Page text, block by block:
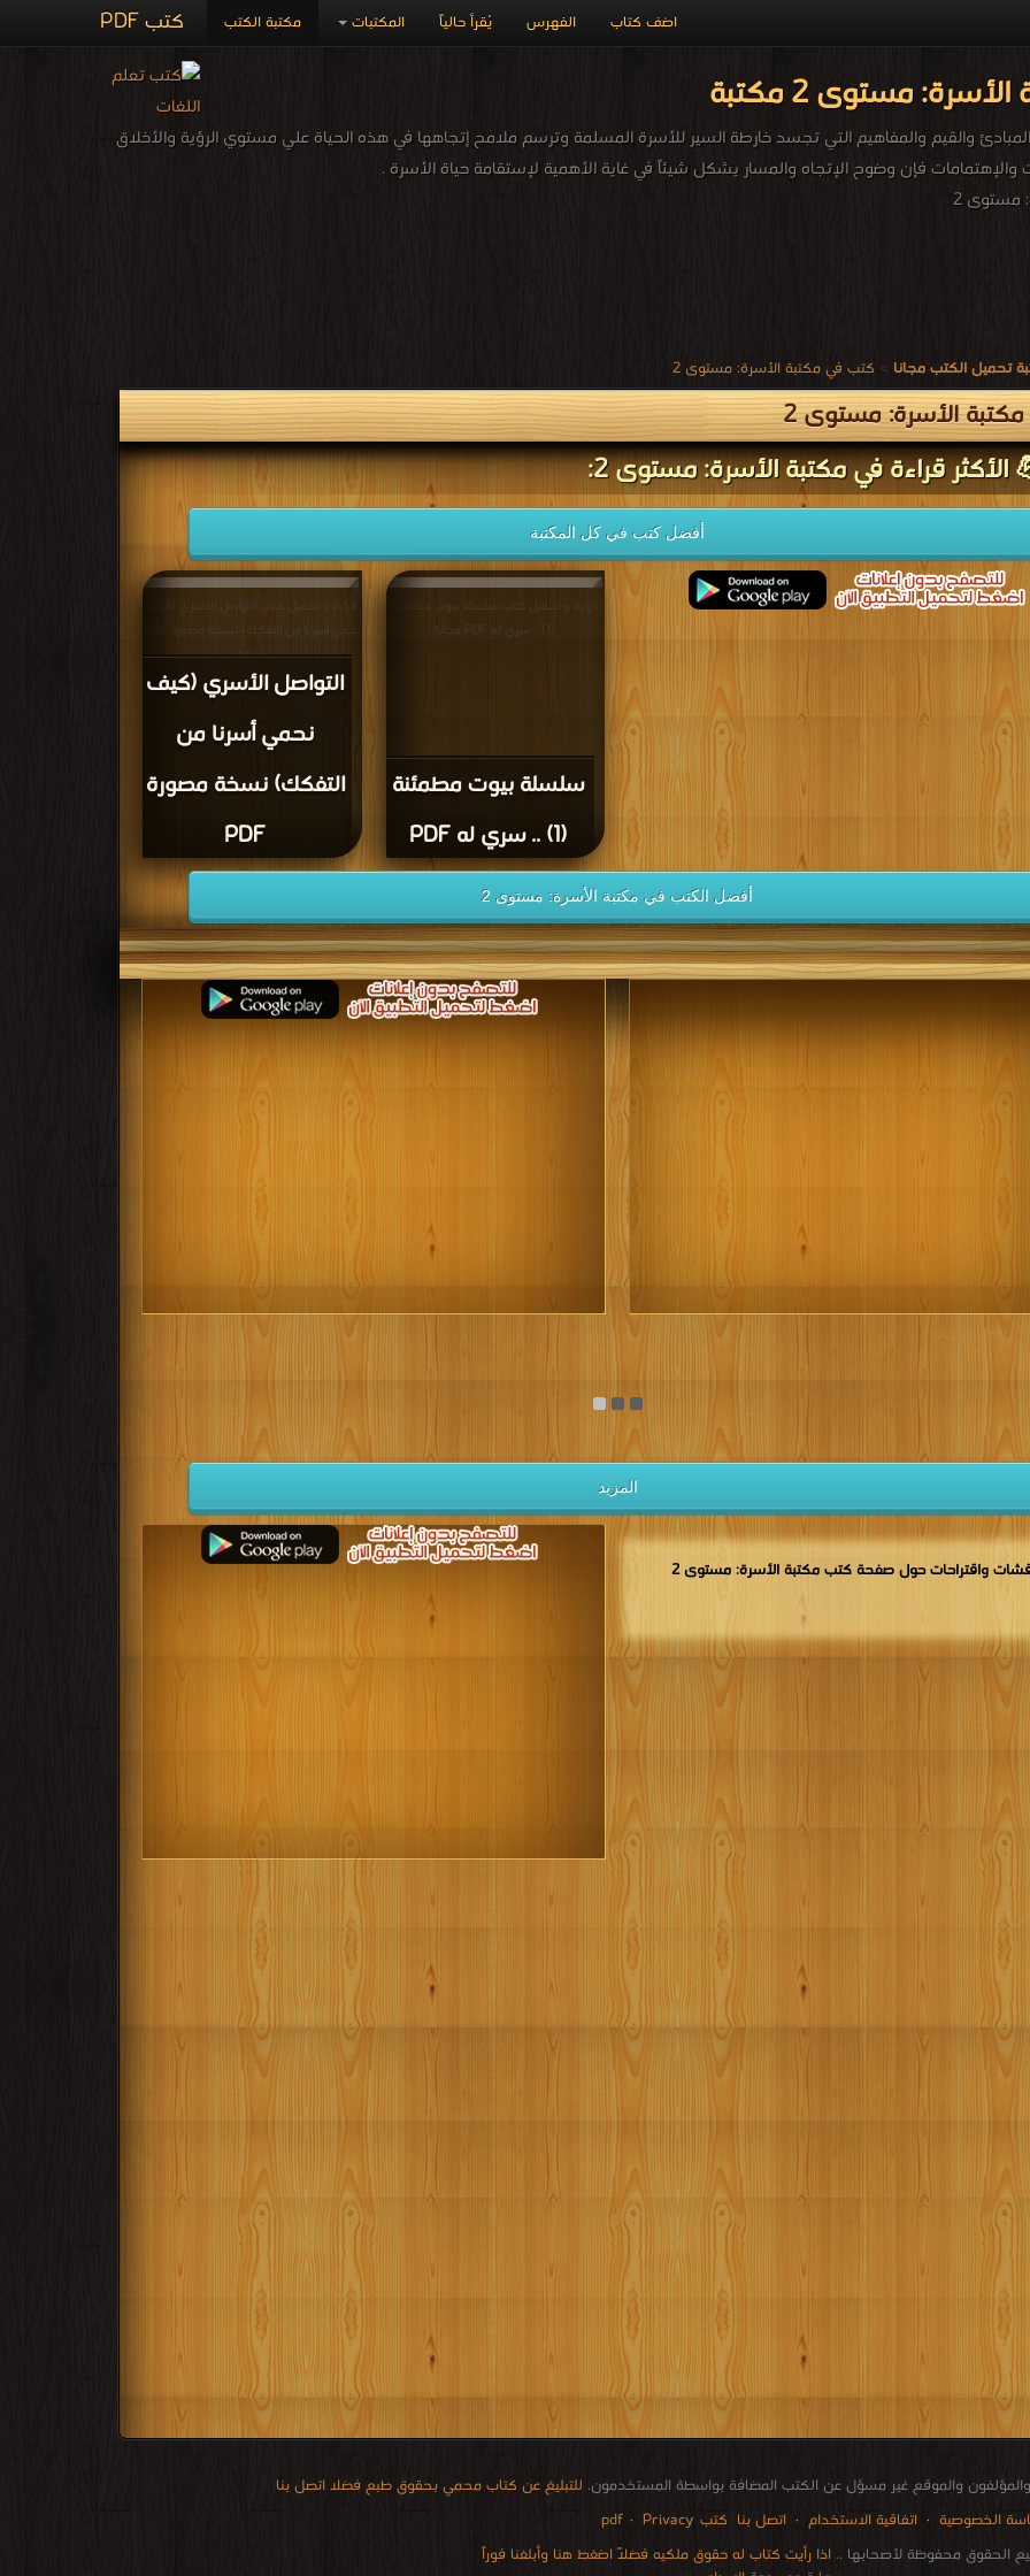
كتب PDF مكتبة الكتب المكتبات يُقرأ حالياً الفهرس اضف كتاب
مستوى 2 مكتبة
والقيم والمفاهيم التي تجسد خارطة السير للأسرة المسلمة وترسم ملامح إتجاهها في هذه الحياة علي مستوي الرؤية والأخلاق
والإهتمامات فإن وضوح الإتجاه والمسار يشكل شيئاً في غاية الأهمية لإستقامة حياة الأسرة .
مستوى 2
تحميل الكتب مجانا > كتب في مكتبة الأسرة: مستوى 2
الأسرة: مستوى 2
قراءة في مكتبة الأسرة: مستوى 2:
أفضل كتب في كل المكتبة
التواصل الأسري (كيف
نحمي أسرنا من
التفكك) نسخة مصورة
PDF
قراءة و تحميل كتاب التواصل الأسري (كيف
مجانا
سلسلة بيوت مطمئنة
(1) .. سري له PDF
قراءة و تحميل كتاب سلسلة بيوت مطمئنة
(1) .. سري له PDF مجانا
أفضل الكتب في مكتبة الأسرة: مستوى 2
الكتب مجانا
المزيد
واقتراحات حول صفحة كتب مكتبة الأسرة: مستوى 2
والموقع غير مسؤل عن الكتب المضافة بواسطة المستخدمون. للتبليغ عن كتاب محمي بحقوق طبع فضلا اتصل بنا
الخصوصية · اتفاقية الاستخدام · اتصل بنا كتب pdf · Privacy
الحقوق محفوظة لأصحابها ..اذا رأيت كتاب له حقوق ملكيه فضلاً اضغط هنا وأبلغنا فوراً